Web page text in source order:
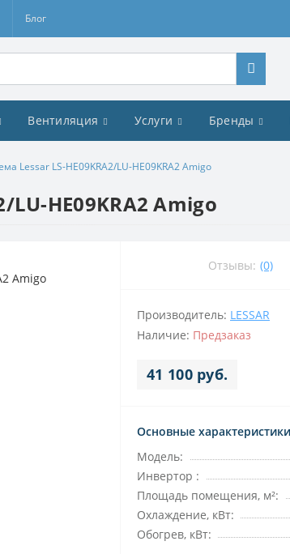
Блог
Вентиляция Услуги Бренды
Lessar LS-HE09KRA2/LU-HE09KRA2 Amigo
LU-HE09KRA2 Amigo
Отзывы: (0)
Производитель: LESSAR
Наличие: Предзаказ
41 100 руб.
Основные характеристики
Модель:
Инвертор :
Площадь помещения, м²:
Охлаждение, кВт:
Обогрев, кВт: